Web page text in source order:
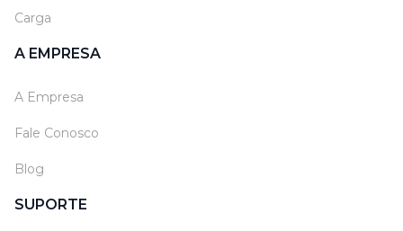
Carga
A EMPRESA
A Empresa
Fale Conosco
Blog
SUPORTE